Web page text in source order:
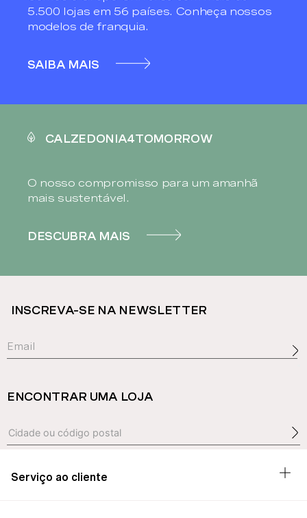
5.500 lojas em 56 países. Conheça nossos
modelos de franquia.
SAIBA MAIS
CALZEDONIA4TOMORROW
O nosso compromisso para um amanhã
mais sustentável.
DESCUBRA MAIS
INSCREVA-SE NA NEWSLETTER
ENCONTRAR UMA LOJA
Serviço ao cliente